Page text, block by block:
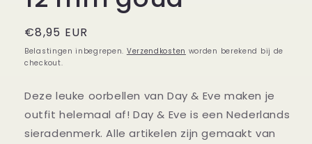
Normale
prijs
€8,95 EUR
Belastingen inbegrepen. Verzendkosten worden berekend bij de
checkout.
Deze leuke oorbellen van Day & Eve maken je
outfit helemaal af! Day & Eve is een Nederlands
sieradenmerk. Alle artikelen zijn gemaakt van